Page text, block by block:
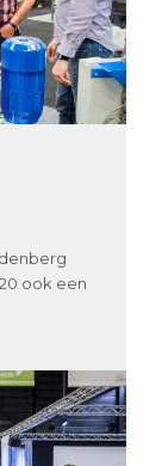
ook een